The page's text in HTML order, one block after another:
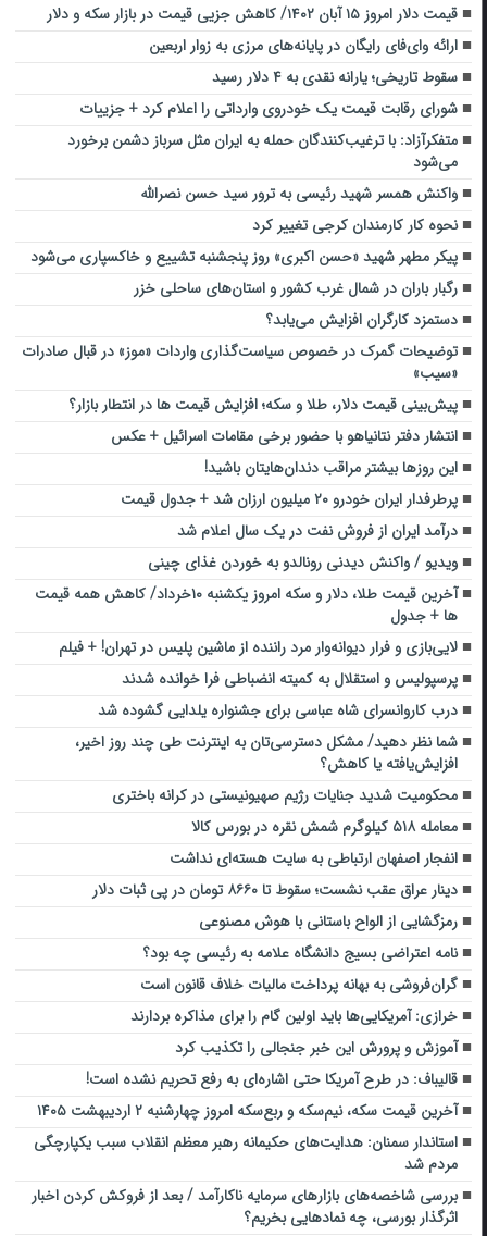
قیمت دلار امروز ۱۵ آبان ۱۴۰۲/ کاهش جزیی قیمت در بازار سکه و دلار
ارائه وای‌فای رایگان در پایانه‌های مرزی به زوار اربعین
سقوط تاریخی؛ یارانه نقدی به ۴ دلار رسید
شورای رقابت قیمت یک خودروی وارداتی را اعلام کرد + جزییات
متفکرآزاد: با ترغیب‌کنندگان حمله به ایران مثل سرباز دشمن برخورد
می‌شود
واکنش همسر شهید رئیسی به ترور سید حسن نصرالله
نحوه کار کارمندان کرجی تغییر کرد
پیکر مطهر شهید «حسن اکبری» روز پنجشنبه تشییع و خاکسپاری می‌شود
رگبار باران در شمال غرب کشور و استان‌های ساحلی خزر
دستمزد کارگران افزایش می‌یابد؟
توضیحات گمرک در خصوص سیاست‌گذاری واردات «موز» در قبال صادرات
«سیب»
پیش‌بینی قیمت دلار، طلا و سکه؛ افزایش قیمت ها در انتطار بازار؟
انتشار دفتر نتانیاهو با حضور برخی مقامات اسرائیل + عکس
این روزها بیشتر مراقب دندان‌هایتان باشید!
پرطرفدار ایران خودرو ۲۰ میلیون ارزان شد + جدول قیمت
درآمد ایران از فروش نفت در یک سال اعلام شد
ویدیو / واکنش دیدنی رونالدو به خوردن غذای چینی
آخرین قیمت طلا، دلار و سکه امروز یکشنبه ۱۰خرداد/ کاهش همه قیمت
ها + جدول
لایی‌بازی و فرار دیوانه‌وار مرد راننده از ماشین پلیس در تهران! + فیلم
پرسپولیس و استقلال به کمیته انضباطی فرا خوانده شدند
درب کاروانسرای شاه عباسی برای جشنواره یلدایی گشوده شد
شما نظر دهید/ مشکل دسترسی‌تان به اینترنت طی چند روز اخیر،
افزایش‌یافته یا کاهش؟
محکومیت شدید جنایات رژیم صهیونیستی در کرانه باختری
معامله ۵۱۸ کیلوگرم شمش نقره در بورس کالا
انفجار اصفهان ارتباطی به سایت هسته‌ای نداشت
دینار عراق عقب نشست؛ سقوط تا ۸۶۶۰ تومان در پی ثبات دلار
رمزگشایی از الواح باستانی با هوش مصنوعی
نامه اعتراضی بسیج دانشگاه علامه به رئیسی چه بود؟
گران‌فروشی به بهانه پرداخت مالیات خلاف قانون است
خرازی: آمریکایی‌ها باید اولین گام را برای مذاکره بردارند
آموزش و پرورش این خبر جنجالی را تکذیب کرد
قالیباف: در طرح آمریکا حتی اشاره‌ای به رفع تحریم نشده است!
آخرین قیمت سکه، نیم‌سکه و ربع‌سکه امروز چهارشنبه ۲ اردیبهشت ۱۴۰۵
استاندار سمنان: هدایت‌های حکیمانه رهبر معظم انقلاب سبب یکپارچگی
مردم شد
بررسی شاخصه‌های بازارهای سرمایه ناکارآمد / بعد از فروکش کردن اخبار
اثرگذار بورسی، چه نمادهایی بخریم؟